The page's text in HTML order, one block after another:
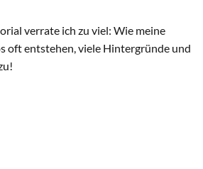
verrate ich zu viel: Wie meine
oft entstehen, viele Hintergründe und